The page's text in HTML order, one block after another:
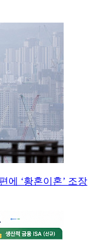
에 ‘황혼이혼’ 조장